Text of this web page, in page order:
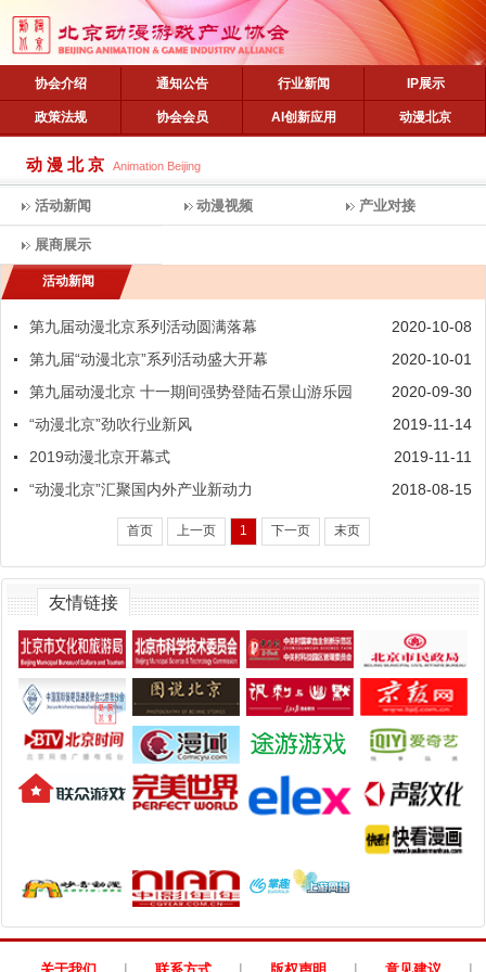
协会介绍 通知公告 行业新闻 IP展示
政策法规 协会会员 AI创新应用 动漫北京
动漫北京 Animation Beijing
活动新闻 动漫视频 产业对接
展商展示
活动新闻
第九届动漫北京系列活动圆满落幕
2020-10-08
第九届“动漫北京”系列活动盛大开幕
2020-10-01
第九届动漫北京 十一期间强势登陆石景山游乐园
2020-09-30
“动漫北京”劲吹行业新风
2019-11-14
2019动漫北京开幕式
2019-11-11
“动漫北京”汇聚国内外产业新动力
2018-08-15
首页 上一页 1 下一页 末页
友情链接
| | | |